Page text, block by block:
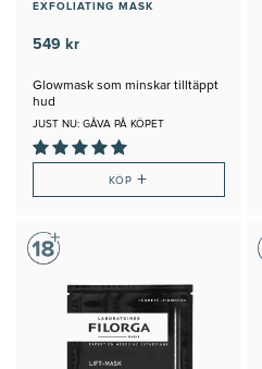
EXFOLIATING MASK
549 kr
Glowmask som minskar tilltäppt
hud
JUST NU: GÅVA PÅ KÖPET
KÖP+